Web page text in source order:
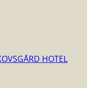
HOTEL